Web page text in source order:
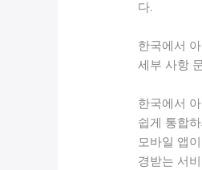
다.
한국에서
세부 사항
한국에서
쉽게 통합
모바일 앱
경받는 서